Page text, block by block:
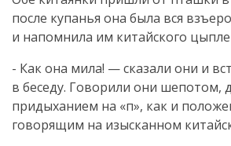
после купанья она была вся
и напомнила им китайского
- Как она мила! — сказали они и
в беседу. Говорили они шепотом,
придыханием на «п», как и
говорящим на изысканном